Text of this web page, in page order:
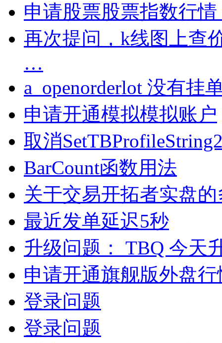
申请股票股票指数行
再次提问，k线图上查
…
a_openorderlot 没有挂
申请开通模拟模拟账户
取消
BarCount函数用法
关于交易开拓者实盘
最近发单延迟5秒
升级问题： TBQ 今天
申请开通旗舰版外盘
登录问题
登录问题